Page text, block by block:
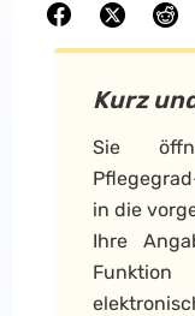
Kurz
Sie
in die
Ihre